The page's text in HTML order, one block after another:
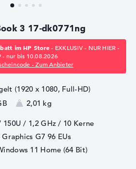
3 17-dk0771ng
im HP Store- EXKLUSIV - NUR HIER -
- nur bis 10.08.2026
- Zum Anbieter
(1920 x 1080, Full-HD)
2,01 kg
150U / 1,2 GHz / 10 Kerne
G7 96 EUs
11 Home (64 Bit)